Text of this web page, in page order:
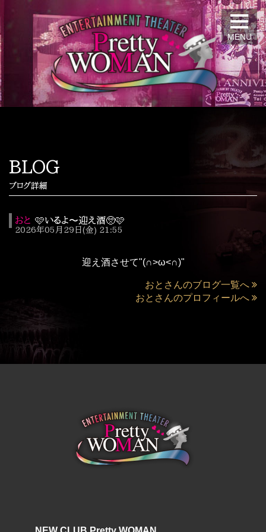
MENU
BLOG
ブログ詳細
おと 🩷いるよ〜迎え酒🥺🩷
2026年05月29日(金) 21:55
迎え酒させて"(∩>ω<∩)"
おとさんのブログ一覧へ
おとさんのプロフィールへ